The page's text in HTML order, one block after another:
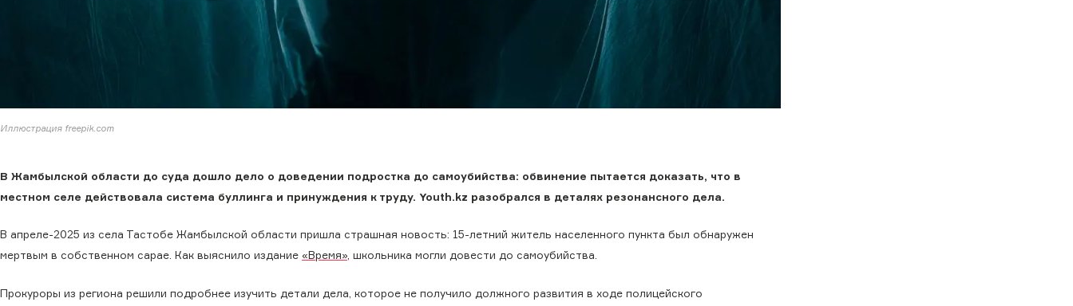
Иллюстрация freepik.com
В Жамбылской области до суда дошло дело о доведении подростка до самоубийства: обвинение пытается доказать, что в
местном селе действовала система буллинга и принуждения к труду. Youth.kz разобрался в деталях резонансного дела.
В апреле-2025 из села Тастобе Жамбылской области пришла страшная новость: 15-летний житель населенного пункта был обнаружен
мертвым в собственном сарае. Как выяснило издание «Время» , школьника могли довести до самоубийства.
Прокуроры из региона решили подробнее изучить детали дела, которое не получило должного развития в ходе полицейского